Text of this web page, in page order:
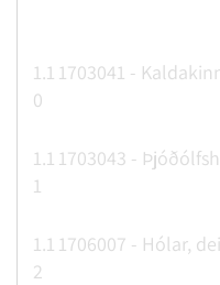
1.1
0
1703041 -
1.1
1
1703043 -
1.1
2
1706007 - Hólar,